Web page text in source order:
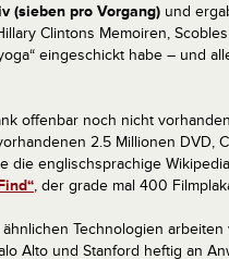
(sieben pro Vorgang) und
Clintons Memoiren,
eingeschickt habe – und
offenbar noch nicht
2.5 Millionen DVD,
die englischsprachige
, der grade mal 400
Technologien
Alto und Stanford heftig an